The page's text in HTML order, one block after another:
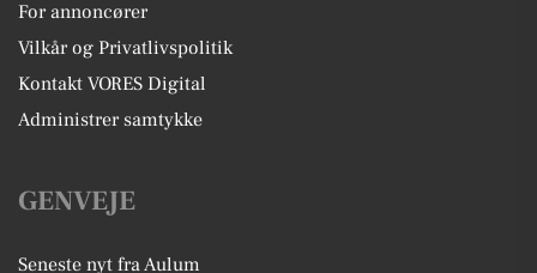
For annoncører
Vilkår og Privatlivspolitik
Kontakt VORES Digital
Administrer samtykke
GENVEJE
Seneste nyt fra Aulum